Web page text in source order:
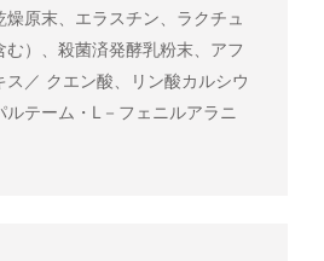
原末、エラスチン、ラクチュ
む）、殺菌済発酵乳粉末、アフ
ス／ クエン酸、リン酸カルシウ
ルテーム・L－フェニルアラニ